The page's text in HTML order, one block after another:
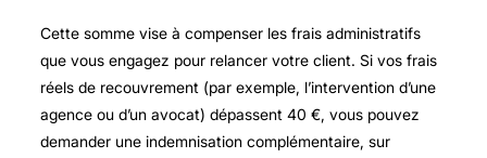
Cette somme vise à compenser les frais administratifs
que vous engagez pour relancer votre client. Si vos frais
réels de recouvrement (par exemple, l’intervention d’une
agence ou d’un avocat) dépassent 40 €, vous pouvez
demander une indemnisation complémentaire, sur